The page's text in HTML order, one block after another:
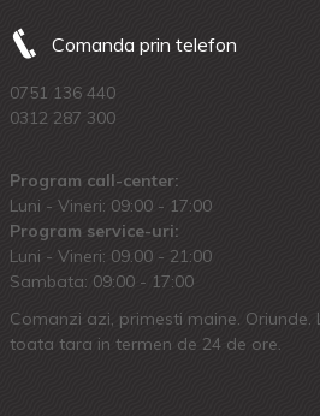
Comanda prin telefon
0751 136 440
0312 287 300
Program call-center:
Luni - Vineri: 09:00 - 17:00
Program service-uri:
Luni - Vineri: 09.00 - 21:00
Sambata: 09:00 - 17:00
Comanzi azi, primesti maine. Oriunde.
toata tara in termen de 24 de ore.